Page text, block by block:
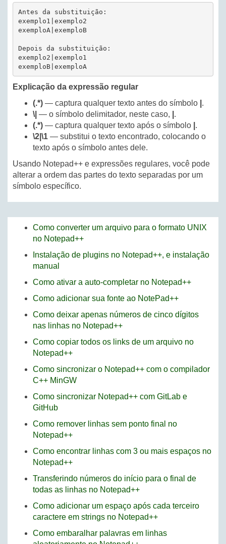
Antes da substituição:
exemplo1|exemplo2
exemploA|exemploB
Depois da substituição:
exemplo2|exemplo1
exemploB|exemploA
Explicação da expressão regular
(.*) — captura qualquer texto antes do símbolo .
\| — o símbolo delimitador, neste caso, .
(.*) — captura qualquer texto após o símbolo .
\2|\1 — substitui o texto encontrado, colocando o
texto após o símbolo antes dele.
Usando Notepad++ e expressões regulares, você pode
alterar a ordem das partes do texto separadas por um
símbolo específico.
Como converter um arquivo para o formato UNIX
no Notepad++
Instalação de plugins no Notepad++, e instalação
manual
Como ativar a auto-completar no Notepad++
Como adicionar sua fonte ao NotePad++
Como deixar apenas números de cinco dígitos
nas linhas no Notepad++
Como copiar todos os links de um arquivo no
Notepad++
Como sincronizar o Notepad++ com o compilador
C++ MinGW
Como sincronizar Notepad++ com GitLab e
GitHub
Como remover linhas sem ponto final no
Notepad++
Como encontrar linhas com 3 ou mais espaços no
Notepad++
Transferindo números do início para o final de
todas as linhas no Notepad++
Como adicionar um espaço após cada terceiro
caractere em strings no Notepad++
Como embaralhar palavras em linhas